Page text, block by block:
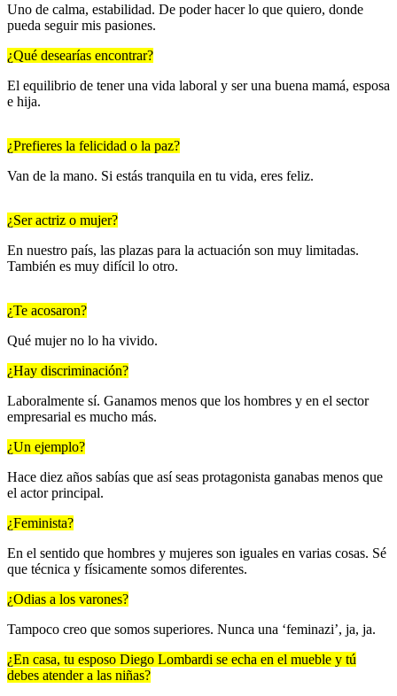
Uno de calma, estabilidad. De poder hacer lo que quiero, donde
pueda seguir mis pasiones.
¿Qué desearías encontrar?
El equilibrio de tener una vida laboral y ser una buena mamá, esposa
e hija.
¿Prefieres la felicidad o la paz?
Van de la mano. Si estás tranquila en tu vida, eres feliz.
¿Ser actriz o mujer?
En nuestro país, las plazas para la actuación son muy limitadas.
También es muy difícil lo otro.
¿Te acosaron?
Qué mujer no lo ha vivido.
¿Hay discriminación?
Laboralmente sí. Ganamos menos que los hombres y en el sector
empresarial es mucho más.
¿Un ejemplo?
Hace diez años sabías que así seas protagonista ganabas menos que
el actor principal.
¿Feminista?
En el sentido que hombres y mujeres son iguales en varias cosas. Sé
que técnica y físicamente somos diferentes.
¿Odias a los varones?
Tampoco creo que somos superiores. Nunca una ‘feminazi’, ja, ja.
¿En casa, tu esposo Diego Lombardi se echa en el mueble y tú
debes atender a las niñas?